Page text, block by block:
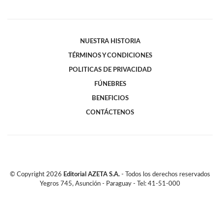
NUESTRA HISTORIA
TÉRMINOS Y CONDICIONES
POLITICAS DE PRIVACIDAD
FÚNEBRES
BENEFICIOS
CONTÁCTENOS
© Copyright 2026 Editorial AZETA S.A. - Todos los derechos reservados
Yegros 745, Asunción - Paraguay - Tel: 41-51-000